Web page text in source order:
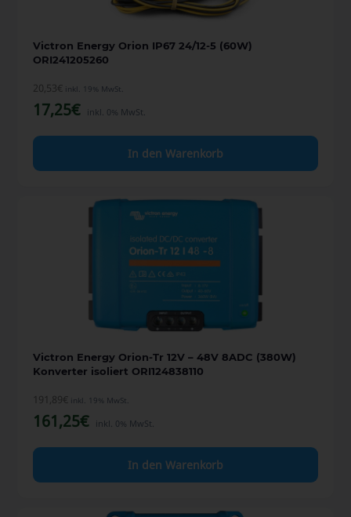
Victron Energy Orion IP67 24/12-5 (60W)
ORI241205260
20,53€ inkl. 19% MwSt.
17,25€ inkl. 0% MwSt.
In den Warenkorb
Victron Energy Orion-Tr 12V – 48V 8ADC (380W)
Konverter isoliert ORI124838110
191,89€ inkl. 19% MwSt.
161,25€ inkl. 0% MwSt.
In den Warenkorb